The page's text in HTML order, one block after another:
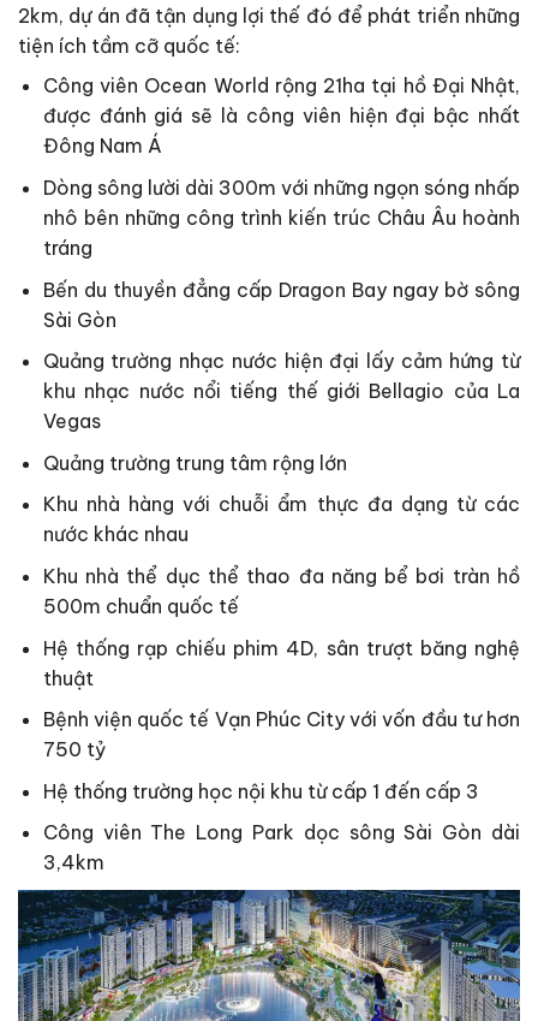
2km, dự án đã tận dụng lợi thế đó để phát triển những
tiện ích tầm cỡ quốc tế:
Công viên Ocean World rộng 21ha tại hồ Đại Nhật,
được đánh giá sẽ là công viên hiện đại bậc nhất
Đông Nam Á
Dòng sông lười dài 300m với những ngọn sóng nhấp
nhô bên những công trình kiến trúc Châu Âu hoành
tráng
Bến du thuyền đẳng cấp Dragon Bay ngay bờ sông
Sài Gòn
Quảng trường nhạc nước hiện đại lấy cảm hứng từ
khu nhạc nước nổi tiếng thế giới Bellagio của La
Vegas
Quảng trường trung tâm rộng lớn
Khu nhà hàng với chuỗi ẩm thực đa dạng từ các
nước khác nhau
Khu nhà thể dục thể thao đa năng bể bơi tràn hồ
500m chuẩn quốc tế
Hệ thống rạp chiếu phim 4D, sân trượt băng nghệ
thuật
Bệnh viện quốc tế Vạn Phúc City với vốn đầu tư hơn
750 tỷ
Hệ thống trường học nội khu từ cấp 1 đến cấp 3
Công viên The Long Park dọc sông Sài Gòn dài
3,4km